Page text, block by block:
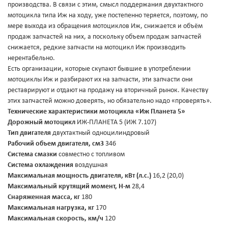
производства. В связи с этим, смысл поддержания двухтактного
мотоцикла типа Иж на ходу, уже постепенно теряется, поэтому, по
мере выхода из обращения мотоциклов Иж, снижается и объём
продаж запчастей на них, а поскольку объем продаж запчастей
снижается, редкие запчасти на мотоцикл Иж производить
нерентабельно.
Есть организации, которые скупают бывшие в употреблении
мотоциклы Иж и разбирают их на запчасти, эти запчасти они
реставрируют и отдают на продажу на вторичный рынок. Качеству
этих запчастей можно доверять, но обязательно надо «проверять».
Технические характеристики мотоцикла «Иж Планета 5»
Дорожный мотоцикл ИЖ-ПЛАНЕТА 5 (ИЖ 7.107)
Тип двигателя двухтактный одноцилиндровый
Рабочий объем двигателя, см3 346
Система смазки совместно с топливом
Система охлаждения воздушная
Максимальная мощность двигателя, кВт (л.с.) 16,2 (20,0)
Максимальный крутящий момент, Н-м 28,4
Снаряженная масса, кг 180
Максимальная нагрузка, кг 170
Максимальная скорость, км/ч 120